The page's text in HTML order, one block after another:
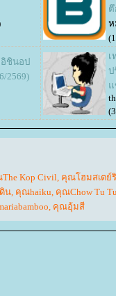
ตึ
ห
ชินอป
2569)
เ
Kop Civil, คุณโฮมสเตย์
น, คุณhaiku, คุณChow Tu
, คุณอุ้มสี